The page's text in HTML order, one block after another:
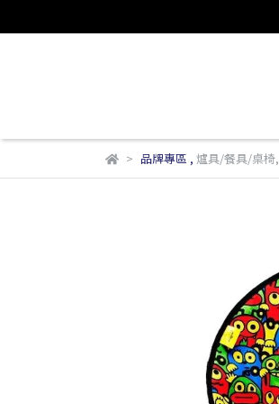
品牌專區 , 爐具/餐具/桌椅,